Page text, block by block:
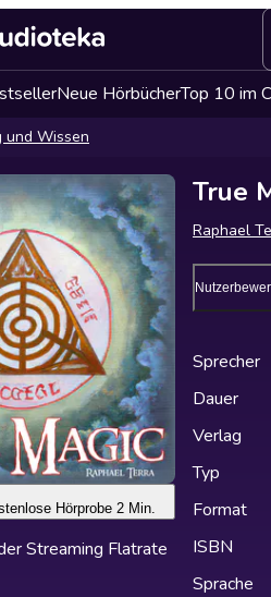
Neue HörbücherTop 10 im
und Wissen
Hörprobe 2 Min.
Streaming Flatrate
True
Raphael
Sprecher
Dauer
Verlag
Typ
Format
ISBN
Sprache